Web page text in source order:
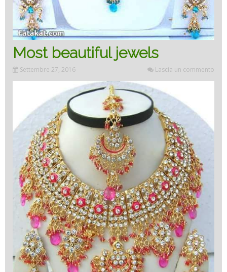
Most beautiful jewels
Settembre 27, 2016 Lascia un commento